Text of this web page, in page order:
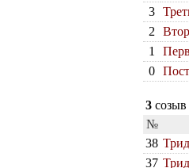
3
2
1
0
3
№
38
37